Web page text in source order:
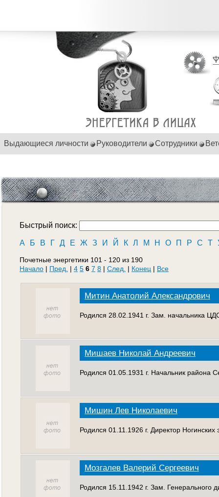
Выдающиеся личности Руководители Сотрудники
Быстрый поиск:
А Б В Г Д Е Ж З И Й К Л М Н О П Р С Т
Почетные энергетики 101 - 120 из 190
Начало | Пред. | 4 5 6 7 8 | След. | Конец | Все
Митин Анатолий Александрович
Родился 28.02.1941 г. Зам. начальника
Мишаев Николай Андреевич
Родился 01.05.1931 г. Начальник района
Мишин Лев Николаевич
Родился 01.11.1926 г. Директор Ногинских
Мозгалев Валерий Сергеевич
Родился 15.11.1942 г. Зам. Генерального